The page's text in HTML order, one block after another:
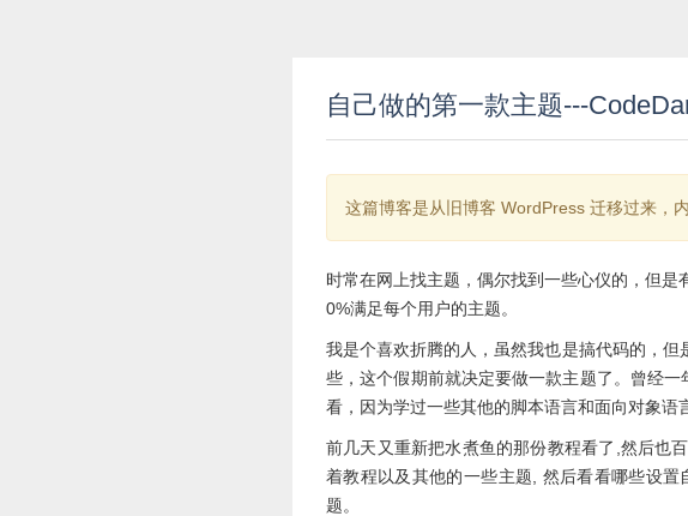
自己做的第一款主题---
这篇博客是从旧博客 WordPress 迁移过来，
时常在网上找主题，偶尔找到一些心仪的，但
0%满足每个用户的主题。
我是个喜欢折腾的人，虽然我也是搞代码的，
些，这个假期前就决定要做一款主题了。曾经一
看，因为学过一些其他的脚本语言和面向对象语
前几天又重新把水煮鱼的那份教程看了,然后也
着教程以及其他的一些主题, 然后看看哪些设
题。